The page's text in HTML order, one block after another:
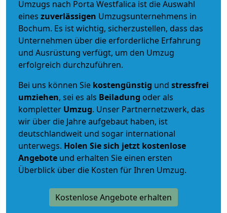
Umzugs nach Porta Westfalica ist die Auswahl
eines zuverlässigen Umzugsunternehmens in
Bochum. Es ist wichtig, sicherzustellen, dass das
Unternehmen über die erforderliche Erfahrung
und Ausrüstung verfügt, um den Umzug
erfolgreich durchzuführen.
Bei uns können Sie kostengünstig und stressfrei
umziehen, sei es als Beiladung oder als
kompletter Umzug. Unser Partnernetzwerk, das
wir über die Jahre aufgebaut haben, ist
deutschlandweit und sogar international
unterwegs. Holen Sie sich jetzt kostenlose
Angebote und erhalten Sie einen ersten
Überblick über die Kosten für Ihren Umzug.
Kostenlose Angebote erhalten